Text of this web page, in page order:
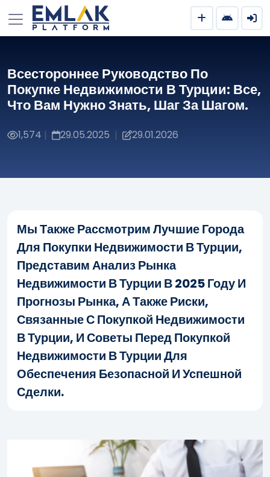
Всестороннее Руководство По
Покупке Недвижимости В Турции: Все,
Что Вам Нужно Знать, Шаг За Шагом.
1,574 | 29.05.2025 | 29.01.2026
Мы Также Рассмотрим Лучшие Города
Для Покупки Недвижимости В Турции,
Представим Анализ Рынка
Недвижимости В Турции В 2025 Году И
Прогнозы Рынка, А Также Риски,
Связанные С Покупкой Недвижимости
В Турции, И Советы Перед Покупкой
Недвижимости В Турции Для
Обеспечения Безопасной И Успешной
Сделки.